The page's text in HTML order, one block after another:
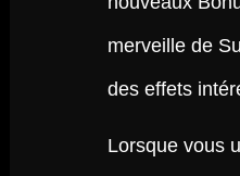
merveille de
des effets
Lorsque vous